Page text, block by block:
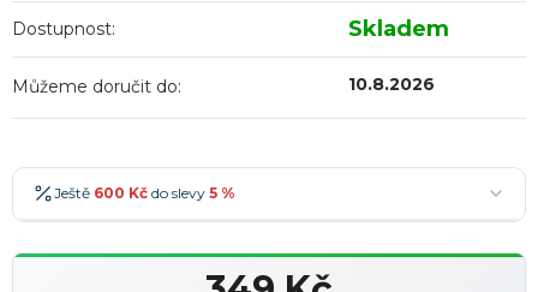
Dostupnost: Skladem
Můžeme doručit do: 10.8.2026
Ještě 600 Kč do slevy 5 %